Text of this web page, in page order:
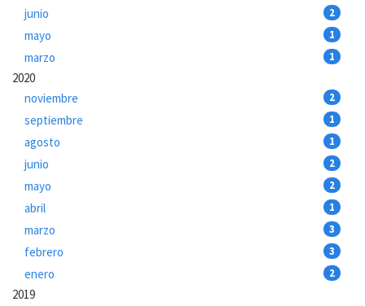
junio 2
mayo 1
marzo 1
2020
noviembre
2
septiembre 1
agosto 1
junio 2
mayo 2
abril 1
marzo 3
febrero 3
enero 2
2019